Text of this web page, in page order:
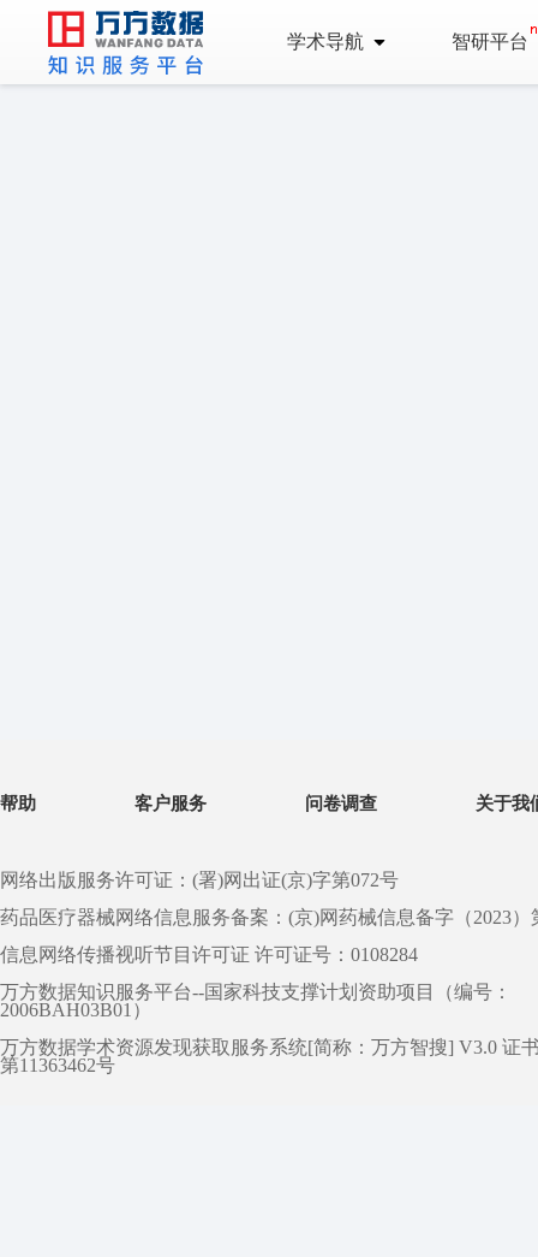
学术导航 智研平台
帮助 客户服务 问卷调查 关于我
网络出版服务许可证：(署)网出证(京)字第072号
药品医疗器械网络信息服务备案：(京)网药械信息备字（2023）
信息网络传播视听节目许可证 许可证号：0108284
万方数据知识服务平台--国家科技支撑计划资助项目（编号：
2006BAH03B01）
万方数据学术资源发现获取服务系统[简称：万方智搜] V3.0 证
第11363462号